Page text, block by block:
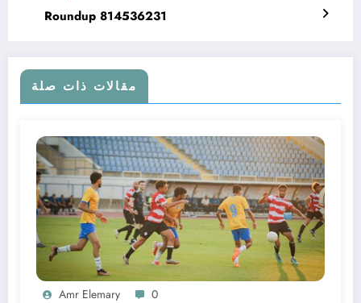
Roundup 814536231
مقالات ذات صلة
Amr Elemary 0